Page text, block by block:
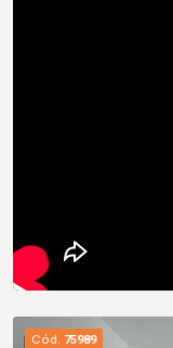
Cód. 75989